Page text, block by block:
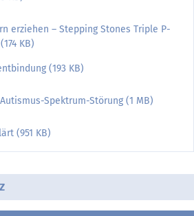
erziehen – Stepping Stones Triple P-
KB)
(193 KB)
Spektrum-Störung (1 MB)
(951 KB)